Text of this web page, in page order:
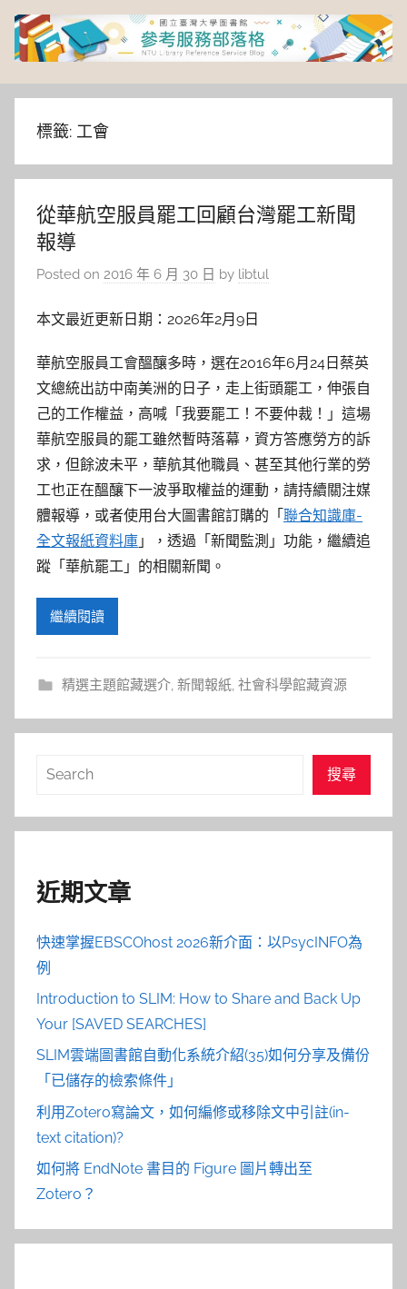
Skip
content
臺
灣
大
學
圖
書
館
參
考
服
務
部
落
格
標籤: 工會
從華航空服員罷工回顧台灣罷工新聞
報導
Posted on 2016 年 6 月 30 日 by libtul
本文最近更新日期：2026年2月9日
華航空服員工會醞釀多時，選在2016年6月24日蔡英
文總統出訪中南美洲的日子，走上街頭罷工，伸張自
己的工作權益，高喊「我要罷工！不要仲裁！」這場
華航空服員的罷工雖然暫時落幕，資方答應勞方的訴
求，但餘波未平，華航其他職員、甚至其他行業的勞
工也正在醞釀下一波爭取權益的運動，請持續關注媒
體報導，或者使用台大圖書館訂購的「聯合知識庫-
全文報紙資料庫 」，透過「新聞監測」功能，繼續追
蹤「華航罷工」的相關新聞。
繼續閱讀
精選主題館藏選介, 新聞報紙, 社會科學館藏資源
搜
搜尋
近期文章
快速掌握EBSCOhost 2026新介面：以PsycINFO為
例
Introduction to SLIM: How to Share and Back Up
Your [SAVED SEARCHES]
SLIM雲端圖書館自動化系統介紹(35)如何分享及備份
「已儲存的檢索條件」
利用Zotero寫論文，如何編修或移除文中引註(in-
text citation)?
如何將 EndNote 書目的 Figure 圖片轉出至
Zotero？